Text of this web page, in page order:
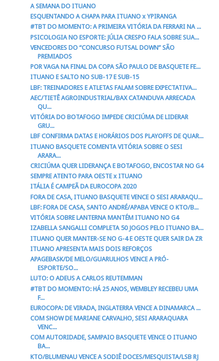
A SEMANA DO ITUANO
ESQUENTANDO A CHAPA PARA ITUANO x YPIRANGA
#TBT DO MOMENTO: A PRIMEIRA VITÓRIA DA FERRARI NA ...
PSICOLOGIA NO ESPORTE: JÚLIA CRESPO FALA SOBRE SUA...
VENCEDORES DO “CONCURSO FUTSAL DOWN” SÃO
PREMIADOS
POR VAGA NA FINAL DA COPA SÃO PAULO DE BASQUETE FE...
ITUANO E SALTO NO SUB-17 E SUB-15
LBF: TREINADORES E ATLETAS FALAM SOBRE EXPECTATIVA...
AEC/TIETÊ AGROINDUSTRIAL/BAX CATANDUVA ARRECADA
QU...
VITÓRIA DO BOTAFOGO IMPEDE CRICIÚMA DE LIDERAR
GRU...
LBF CONFIRMA DATAS E HORÁRIOS DOS PLAYOFFS DE QUAR...
ITUANO BASQUETE COMENTA VITÓRIA SOBRE O SESI
ARARA...
CRICIÚMA QUER LIDERANÇA E BOTAFOGO, ENCOSTAR NO G4
SEMPRE ATENTO PARA OESTE x ITUANO
ITÁLIA É CAMPEÃ DA EUROCOPA 2020
FORA DE CASA, ITUANO BASQUETE VENCE O SESI ARARAQU...
LBF: FORA DE CASA, SANTO ANDRÉ/APABA VENCE O KTO/B...
VITÓRIA SOBRE LANTERNA MANTÉM ITUANO NO G4
IZABELLA SANGALLI COMPLETA 50 JOGOS PELO ITUANO BA...
ITUANO QUER MANTER-SE NO G-4 E OESTE QUER SAIR DA ZR
ITUANO APRESENTA MAIS DOIS REFORÇOS
APAGEBASK/DE MELO/GUARULHOS VENCE A PRÓ-
ESPORTE/SO...
LUTO: O ADEUS A CARLOS REUTEMMAN
#TBT DO MOMENTO: HÁ 25 ANOS, WEMBLEY RECEBEU UMA
F...
EUROCOPA: DE VIRADA, INGLATERRA VENCE A DINAMARCA ...
COM SHOW DE MARIANE CARVALHO, SESI ARARAQUARA
VENC...
COM AUTORIDADE, SAMPAIO BASQUETE VENCE O ITUANO
BA...
KTO/BLUMENAU VENCE A SODIÊ DOCES/MESQUISTA/LSB RJ